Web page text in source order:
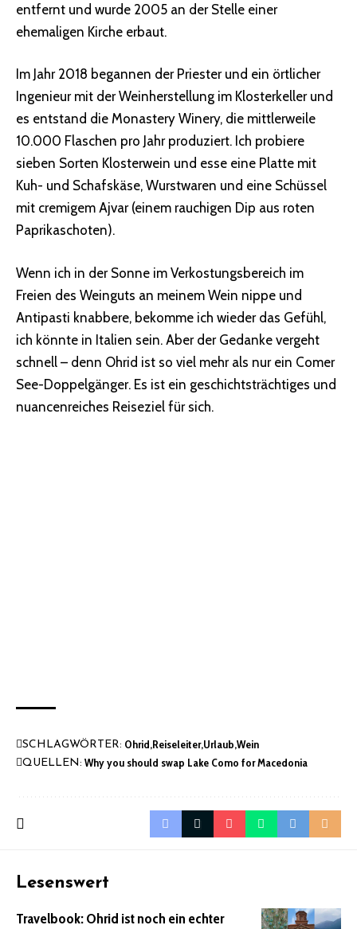
entfernt und wurde 2005 an der Stelle einer
ehemaligen Kirche erbaut.
Im Jahr 2018 begannen der Priester und ein örtlicher
Ingenieur mit der Weinherstellung im Klosterkeller und
es entstand die Monastery Winery, die mittlerweile
10.000 Flaschen pro Jahr produziert. Ich probiere
sieben Sorten Klosterwein und esse eine Platte mit
Kuh- und Schafskäse, Wurstwaren und eine Schüssel
mit cremigem Ajvar(einem rauchigen Dip aus roten
Paprikaschoten).
Wenn ich in der Sonne im Verkostungsbereich im
Freien des Weinguts an meinem Wein nippe und
Antipasti knabbere, bekomme ich wieder das Gefühl,
ich könnte in Italien sein. Aber der Gedanke vergeht
schnell – denn Ohrid ist so viel mehr als nur ein Comer
See-Doppelgänger. Es ist ein geschichtsträchtiges und
nuancenreiches Reiseziel für sich.
SCHLAGWÖRTER: Ohrid Reiseleiter Urlaub Wein
QUELLEN: Why you should swap Lake Como for Macedonia
Lesenswert
Travelbook: Ohrid ist noch ein echter